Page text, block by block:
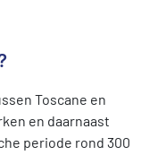
Toscane en
en daarnaast
periode rond 300